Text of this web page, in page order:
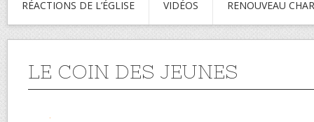
RÉACTIONS DE L’ÉGLISE VIDÉOS RENOUVEAU
LE COIN DES JEUNES
.